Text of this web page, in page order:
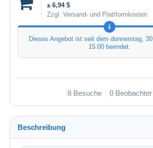
± 6,94 $
Zzgl. Versand- und Plattformkosten
Dieses Angebot ist seit dem donnerstag,
15:00 beendet.
8 Besuche 0 Beobachter
Beschreibung